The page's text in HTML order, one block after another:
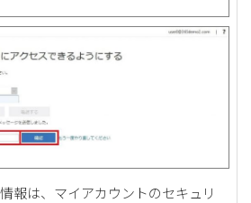
報は、マイアカウントのセキュリ